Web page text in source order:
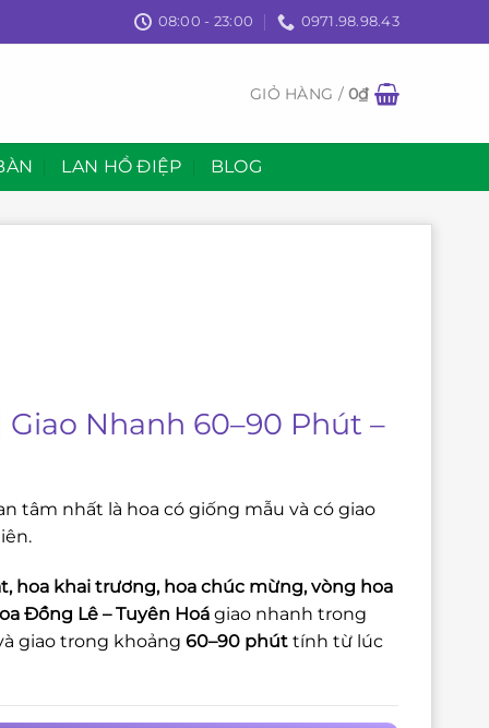
08:00 - 23:00 0971.98.98.43
GIỎ HÀNG /0₫
LAN HỒ ĐIỆP BLOG
Nhanh 60–90 Phút –
tâm nhất là hoa có giống mẫu và có giao
hoa khai trương, hoa chúc mừng, vòng hoa
Đồng Lê – Tuyên Hoá giao nhanh trong
giao trong khoảng 60–90 phút tính từ lúc